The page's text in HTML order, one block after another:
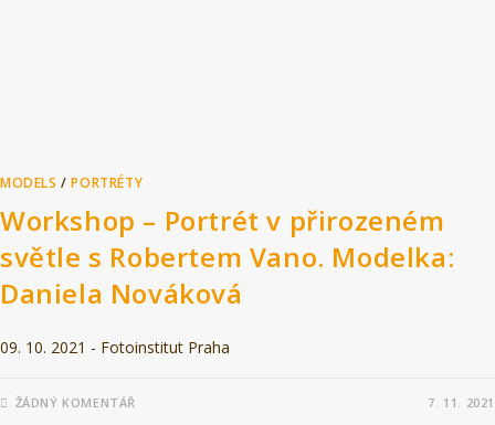
MODELS /PORTRÉTY
Workshop – Portrét v přirozeném
světle s Robertem Vano. Modelka:
Daniela Nováková
09. 10. 2021 - Fotoinstitut Praha
ŽÁDNÝ KOMENTÁŘ 7. 11. 2021